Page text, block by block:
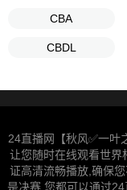
CBA
CBDL
24直播网【秋风✅一叶
让您随时在线观看世界
证高清流畅播放,确保
是决赛,您都可以通过